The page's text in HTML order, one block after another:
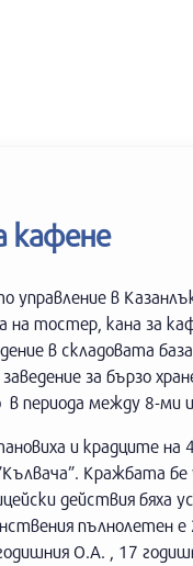
кафене
управление в
тостер, кана за
в складовата
за бързо
периода между 8-ми
и крадците на
Кражбата бе
действия бяха
пълнолетен
О.А. , 17